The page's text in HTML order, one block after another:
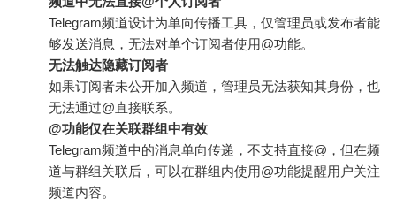
Telegram频道设计为单向传播工具，仅管理员或发布者能
够发送消息，无法对单个订阅者使用@功能。
无法触达隐藏订阅者
如果订阅者未公开加入频道，管理员无法获知其身份，也
无法通过@直接联系。
@功能仅在关联群组中有效
Telegram频道中的消息单向传递，不支持直接@，但在频
道与群组关联后，可以在群组内使用@功能提醒用户关注
频道内容。